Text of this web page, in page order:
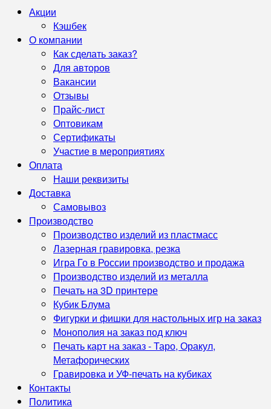
Акции
Кэшбек
О компании
Как сделать заказ?
Для авторов
Вакансии
Отзывы
Прайс-лист
Оптовикам
Сертификаты
Участие в мероприятиях
Оплата
Наши реквизиты
Доставка
Самовывоз
Производство
Производство изделий из пластмасс
Лазерная гравировка, резка
Игра Го в России производство и продажа
Производство изделий из металла
Печать на 3D принтере
Кубик Блума
Фигурки и фишки для настольных игр на заказ
Монополия на заказ под ключ
Печать карт на заказ - Таро, Оракул,
Метафорических
Гравировка и УФ‑печать на кубиках
Контакты
Политика